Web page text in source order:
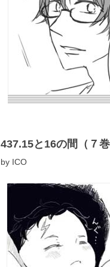
437.15と16の間（７巻
by ICO